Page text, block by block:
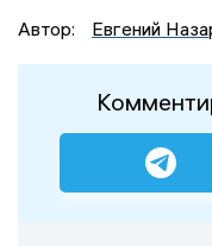
Автор:
Евгений